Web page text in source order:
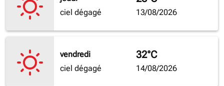
ciel dégagé
13/08/2026
vendredi
ciel dégagé
32°C
14/08/2026